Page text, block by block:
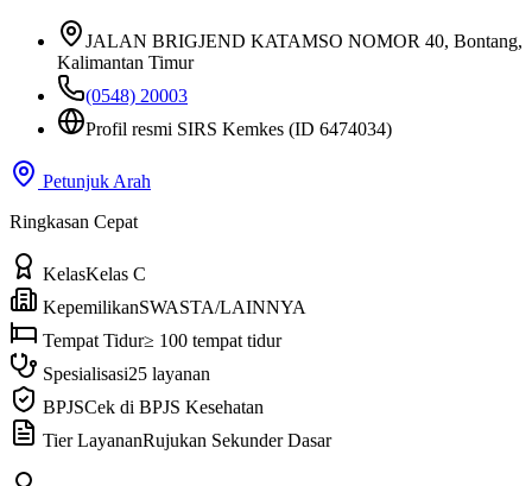
JALAN BRIGJEND KATAMSO NOMOR 40, Bontang,
Kalimantan Timur
(0548) 20003
Profil resmi SIRS Kemkes (ID 6474034)
Petunjuk Arah
Ringkasan Cepat
KelasKelas C
KepemilikanSWASTA/LAINNYA
Tempat Tidur≥ 100 tempat tidur
Spesialisasi25 layanan
BPJSCek di BPJS Kesehatan
Tier LayananRujukan Sekunder Dasar